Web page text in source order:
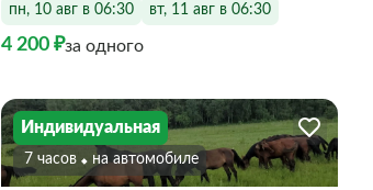
пн, 10 авг в 06:30 вт, 11 авг в 06:30
4 200 ₽за одного
Индивидуальная
7 часов На автомобиле